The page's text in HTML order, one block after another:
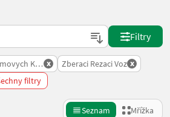
Landwirt.com
Filtry
Krmiv
x Zberaci Rezaci Voz x
filtry
Seznam Mřížka